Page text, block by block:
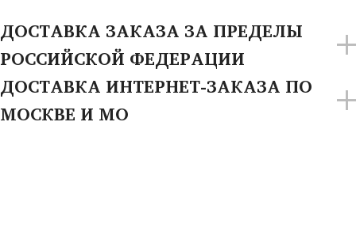
ДОСТАВКА ЗАКАЗА ЗА ПРЕДЕЛЫ
РОССИЙСКОЙ ФЕДЕРАЦИИ
ДОСТАВКА ИНТЕРНЕТ-ЗАКАЗА ПО
МОСКВЕ И МО